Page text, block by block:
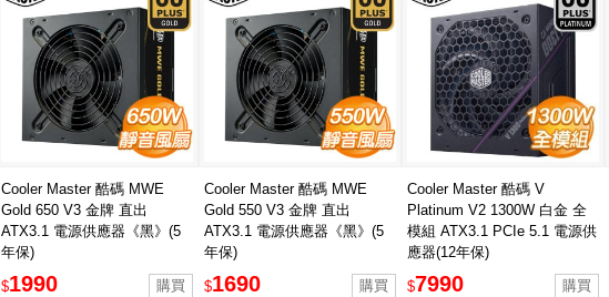
Cooler Master 酷碼 MWE
Gold 650 V3 金牌 直出
ATX3.1 電源供應器《黑》(5
年保)
$1990
Cooler Master 酷碼 MWE
Gold 550 V3 金牌 直出
ATX3.1 電源供應器《黑》(5
年保)
$1690
Cooler Master 酷碼 V
Platinum V2 1300W 白金 全
模組 ATX3.1 PCIe 5.1 電源供
應器(12年保)
$7990